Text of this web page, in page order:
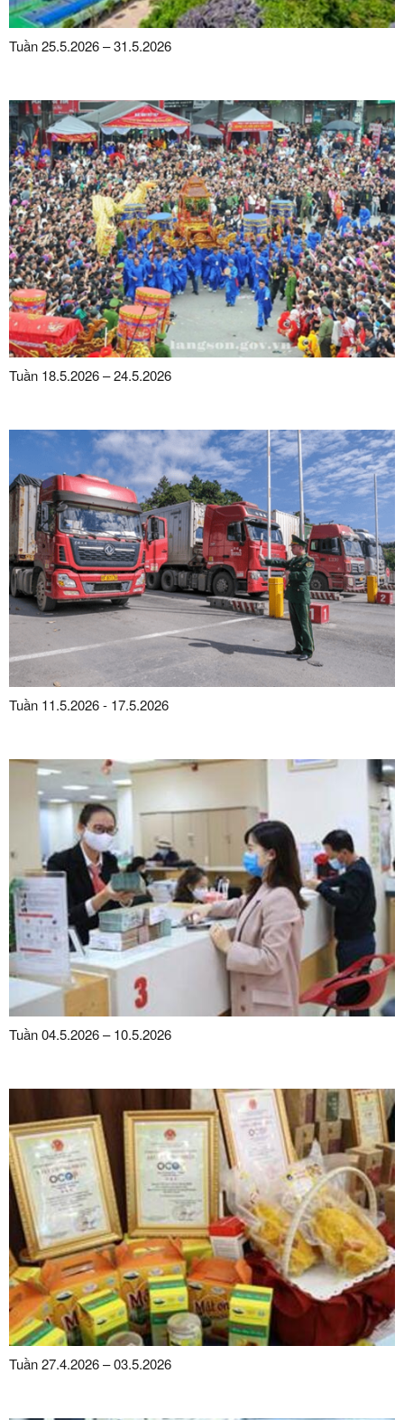
Tuần 25.5.2026 – 31.5.2026
Tuần 18.5.2026 – 24.5.2026
Tuần 11.5.2026 - 17.5.2026
Tuần 04.5.2026 – 10.5.2026
Tuần 27.4.2026 – 03.5.2026